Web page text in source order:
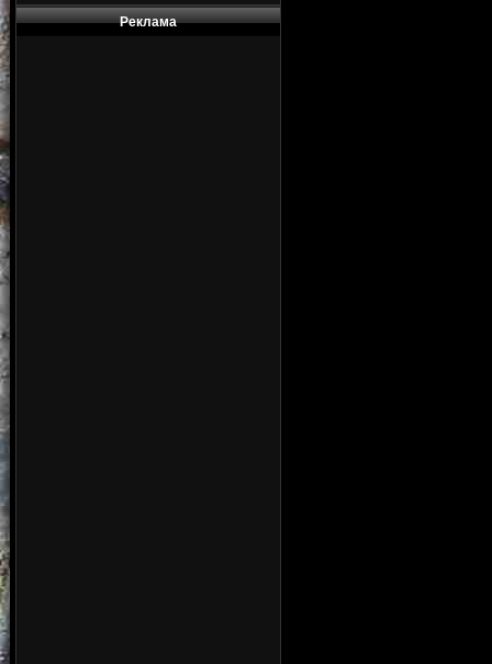
Реклама